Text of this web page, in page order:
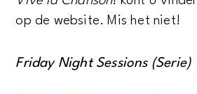
op de website. Mis het niet!
Friday Night Sessions (Serie)